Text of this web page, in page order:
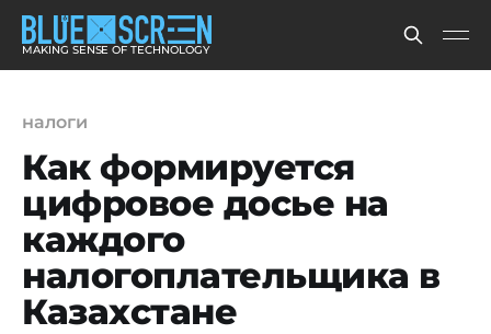
MAKING SENSE OF TECHNOLOGY
налоги
Как формируется
цифровое досье на
каждого
налогоплательщика в
Казахстане